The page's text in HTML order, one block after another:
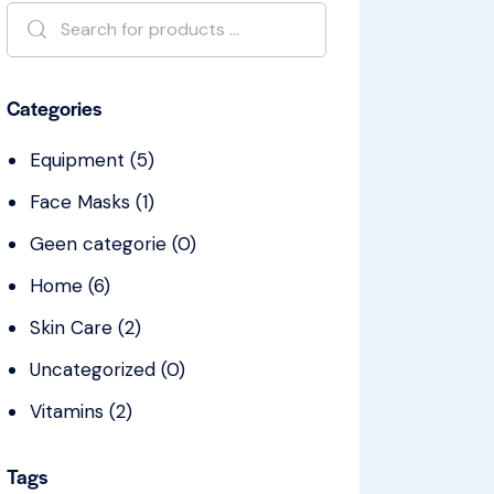
Categories
Equipment (5)
Face Masks (1)
Geen categorie (0)
Home (6)
Skin Care (2)
Uncategorized (0)
Vitamins (2)
Tags